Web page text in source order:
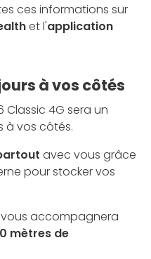
ces informations sur
et l'application
à vos côtés
Classic 4G sera un
à vos côtés.
avec vous grâce
pour stocker vos
vous accompagnera
mètres de